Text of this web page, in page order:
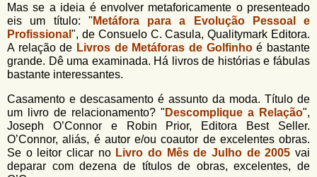
Mas se a ideia é envolver metaforicamente o presenteado
eis um título: " Metáfora para a Evolução Pessoal e
Profissional ", de Consuelo C. Casula, Qualitymark Editora.
A relação de Livros de Metáforas de Golfinhoé bastante
grande. Dê uma examinada. Há livros de histórias e fábulas
bastante interessantes.
Casamento e descasamento é assunto da moda. Título de
um livro de relacionamento? " Descomplique a Relação",
Joseph O’Connor e Robin Prior, Editora Best Seller.
O’Connor, aliás, é autor e/ou coautor de excelentes obras.
Se o leitor clicar no Livro do Mês de Julho de 2005 vai
deparar com dezena de títulos de obras, excelentes, de